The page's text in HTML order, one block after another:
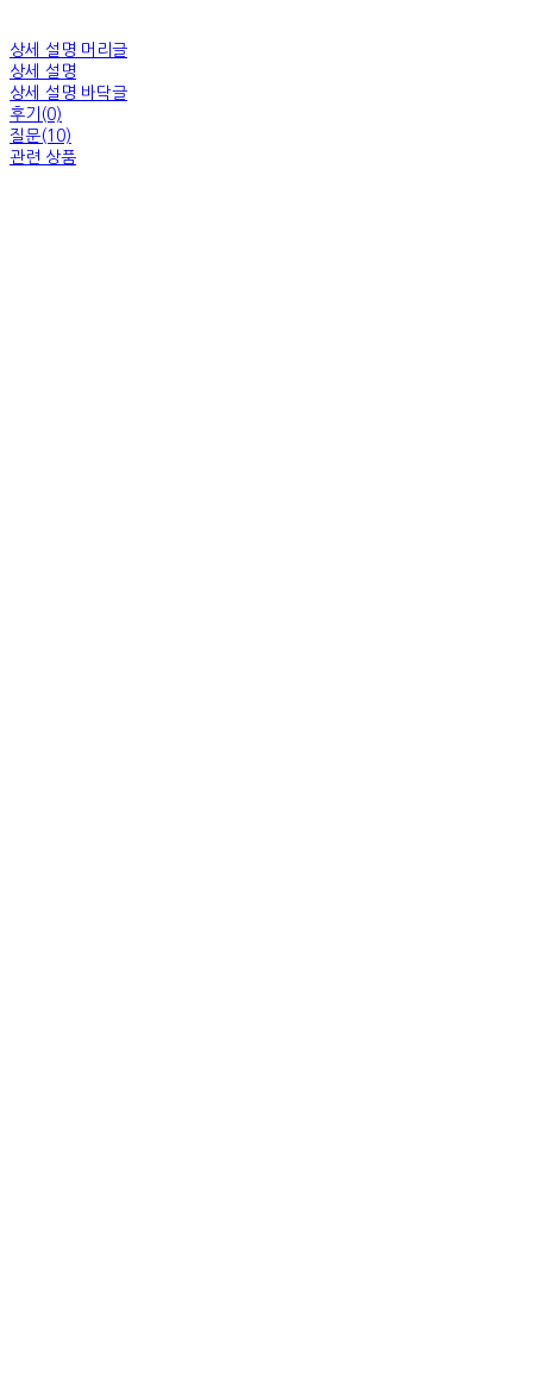
상세 설명 머리글
상세 설명
상세 설명 바닥글
후기(0)
질문(10)
관련 상품